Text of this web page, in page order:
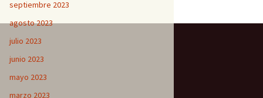
septiembre 2023
agosto 2023
julio 2023
junio 2023
mayo 2023
marzo 2023